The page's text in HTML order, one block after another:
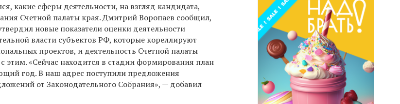
какие сферы деятельности, на взгляд кандидата,
Счетной палаты края. Дмитрий Воропаев сообщил,
новые показатели оценки деятельности
власти субъектов РФ, которые кореллируют
проектов, и деятельность Счетной палаты
с этим. «Сейчас находится в стадии формирования план
год. В наш адрес поступили предложения
от Законодательного Собрания», — добавил